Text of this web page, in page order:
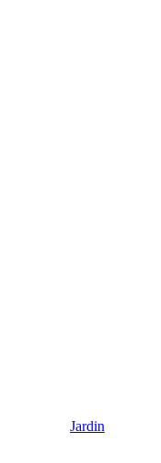
Jardin